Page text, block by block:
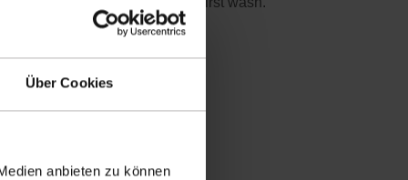
Über Cookies
anbieten zu können